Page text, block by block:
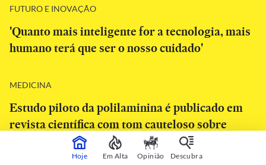
FUTURO E INOVAÇÃO
'Quanto mais inteligente for a tecnologia, mais
humano terá que ser o nosso cuidado'
MEDICINA
Estudo piloto da polilaminina é publicado em
revista científica com tom cauteloso sobre
Hoje Em Alta Opinião Descubra